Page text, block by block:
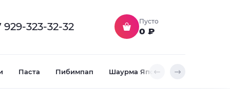
929-323-32-32 Пусто
0 ₽
Паста Пибимпап Шаурма Японская